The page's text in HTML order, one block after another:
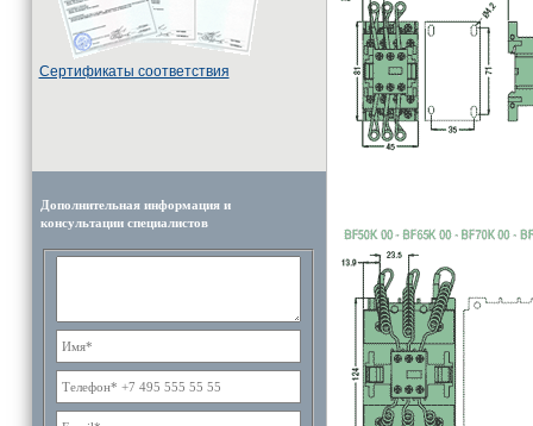
Cертификаты соответствия
Дополнительная информация и
консультации специалистов